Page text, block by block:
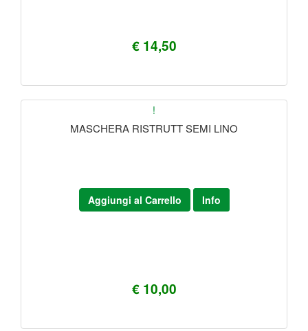
€ 14,50
!
MASCHERA RISTRUTT SEMI LINO
€ 10,00
Aggiungi al Carrello Info